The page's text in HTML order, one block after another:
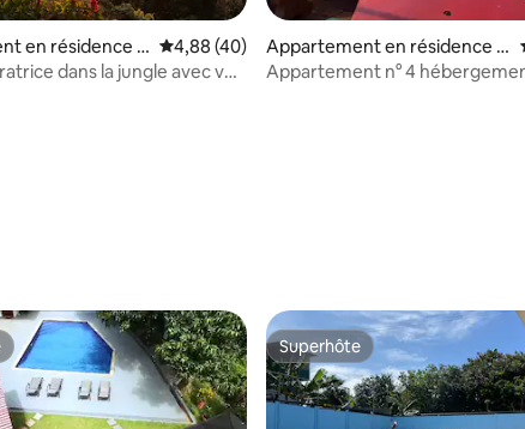
en résidence ⋅
Évaluation moyenne sur la base de 40
4,88 (40)
dans la jungle avec vue
Appartement en résidence ⋅
San Isidro de El General
Appartement n° 4
Superhôte
Superhôte